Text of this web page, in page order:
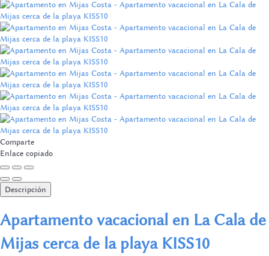
Comparte
Enlace copiado
Descripción
Apartamento vacacional en La Cala de
Mijas cerca de la playa KISS10